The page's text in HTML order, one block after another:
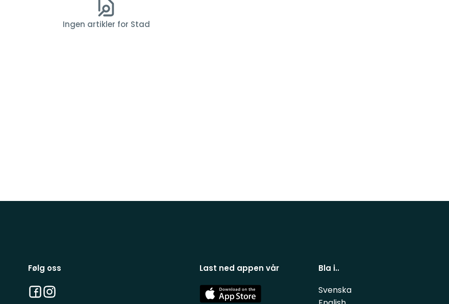
Ingen artikler for Stad
Følg oss
Facebook
Instagram
Last ned appen vår
App
Store
Bla i..
Svenska